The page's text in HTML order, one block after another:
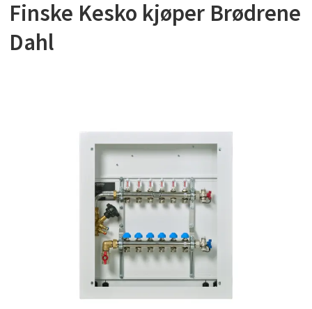
Finske Kesko kjøper Brødrene
Dahl